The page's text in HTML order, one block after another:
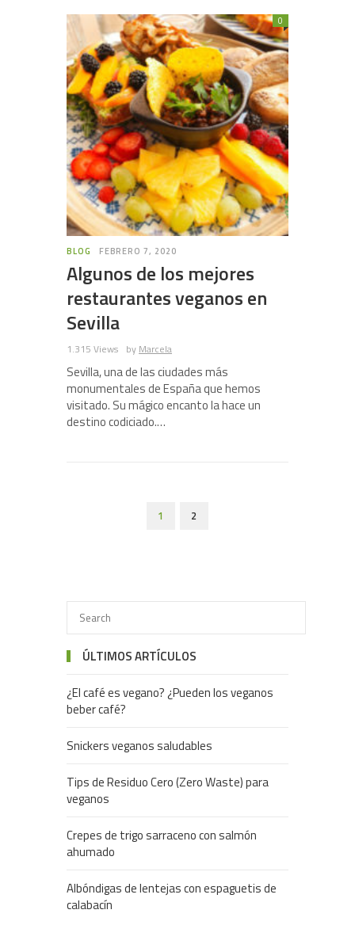
BLOG FEBRERO 7, 2020
Algunos de los mejores
restaurantes veganos en
Sevilla
1.315 Views
0
by Marcela
Sevilla, una de las ciudades más
monumentales de España que hemos
visitado. Su mágico encanto la hace un
destino codiciado.…
1 2
ÚLTIMOS ARTÍCULOS
¿El café es vegano? ¿Pueden los veganos
beber café?
Snickers veganos saludables
Tips de Residuo Cero (Zero Waste) para
veganos
Crepes de trigo sarraceno con salmón
ahumado
Albóndigas de lentejas con espaguetis de
calabacín